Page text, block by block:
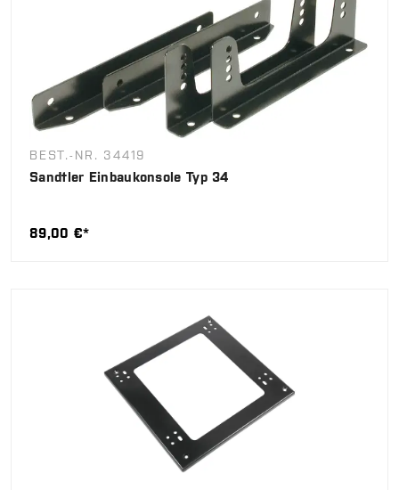
BEST.-NR. 34419
Sandtler Einbaukonsole Typ 34
89,00 €*